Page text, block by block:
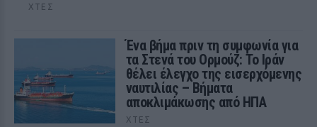
ΧΤΕΣ
Ένα βήμα πριν τη συμφωνία για
τα Στενά του Ορμούζ: Το Ιράν
θέλει έλεγχο της εισερχόμενης
ναυτιλίας – Βήματα
αποκλιμάκωσης από ΗΠΑ
ΧΤΕΣ